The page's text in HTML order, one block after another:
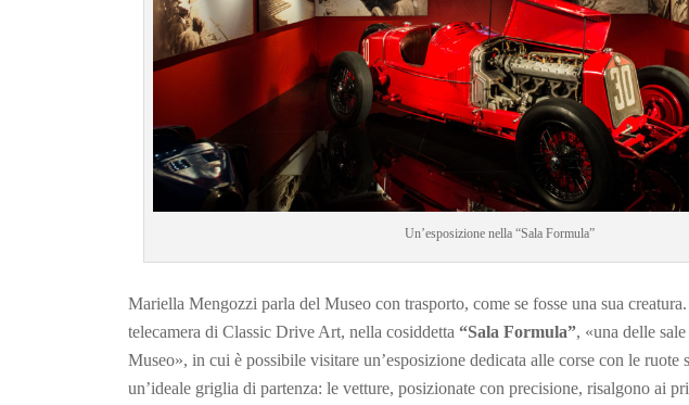
Un’esposizione nella “Sala Formula”
Mariella Mengozzi parla del Museo con trasporto, come se fosse una sua
telecamera di Classic Drive Art, nella cosiddetta“Sala Formula”, «una delle
Museo», in cui è possibile visitare un’esposizione dedicata alle corse con le ruote
un’ideale griglia di partenza: le vetture, posizionate con precisione, risalgono ai